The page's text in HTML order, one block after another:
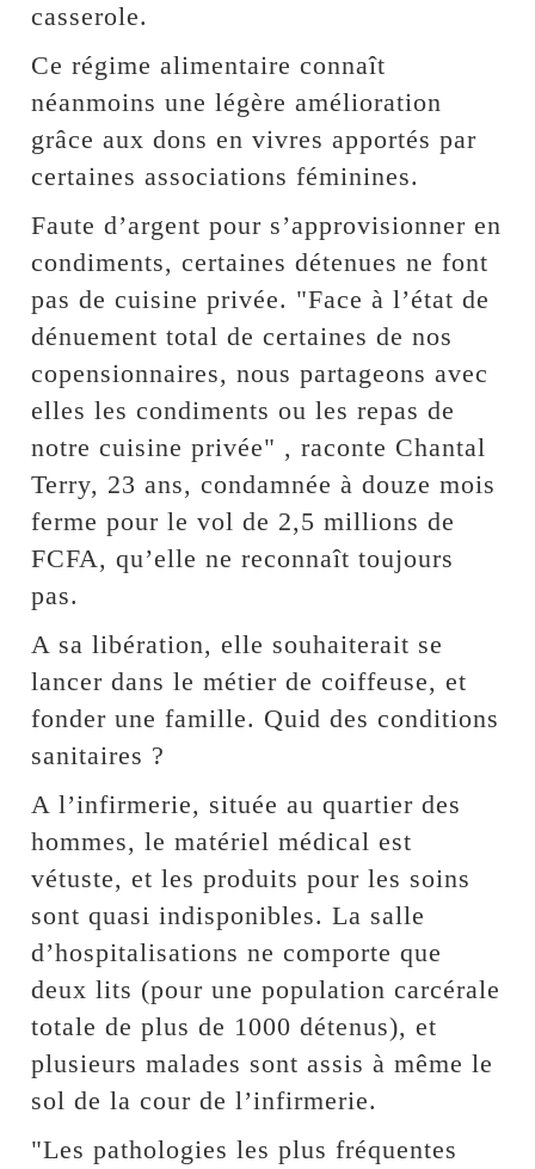
casserole.
Ce régime alimentaire connaît
néanmoins une légère amélioration
grâce aux dons en vivres apportés par
certaines associations féminines.
Faute d’argent pour s’approvisionner en
condiments, certaines détenues ne font
pas de cuisine privée. "Face à l’état de
dénuement total de certaines de nos
copensionnaires, nous partageons avec
elles les condiments ou les repas de
notre cuisine privée" , raconte Chantal
Terry, 23 ans, condamnée à douze mois
ferme pour le vol de 2,5 millions de
FCFA, qu’elle ne reconnaît toujours
pas.
A sa libération, elle souhaiterait se
lancer dans le métier de coiffeuse, et
fonder une famille. Quid des conditions
sanitaires ?
A l’infirmerie, située au quartier des
hommes, le matériel médical est
vétuste, et les produits pour les soins
sont quasi indisponibles. La salle
d’hospitalisations ne comporte que
deux lits (pour une population carcérale
totale de plus de 1000 détenus), et
plusieurs malades sont assis à même le
sol de la cour de l’infirmerie.
"Les pathologies les plus fréquentes